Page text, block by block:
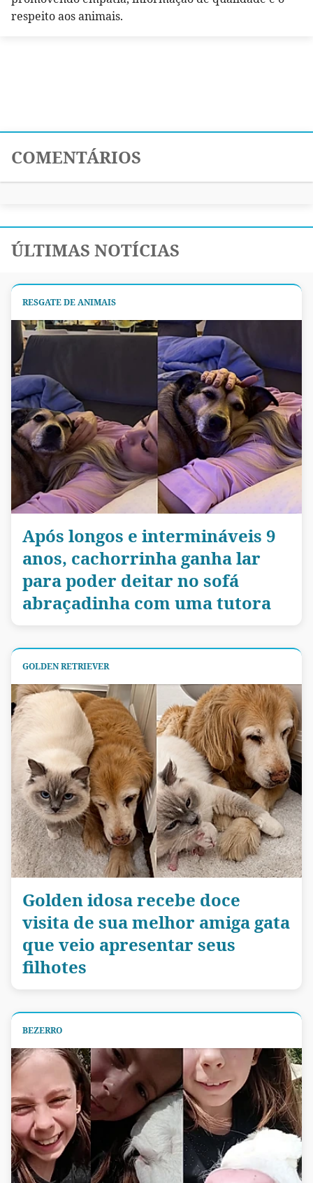
respeito aos animais.
COMENTÁRIOS
ÚLTIMAS NOTÍCIAS
RESGATE DE ANIMAIS
Após longos e intermináveis 9
anos, cachorrinha ganha lar
para poder deitar no sofá
abraçadinha com uma tutora
GOLDEN RETRIEVER
Golden idosa recebe doce
visita de sua melhor amiga gata
que veio apresentar seus
filhotes
BEZERRO